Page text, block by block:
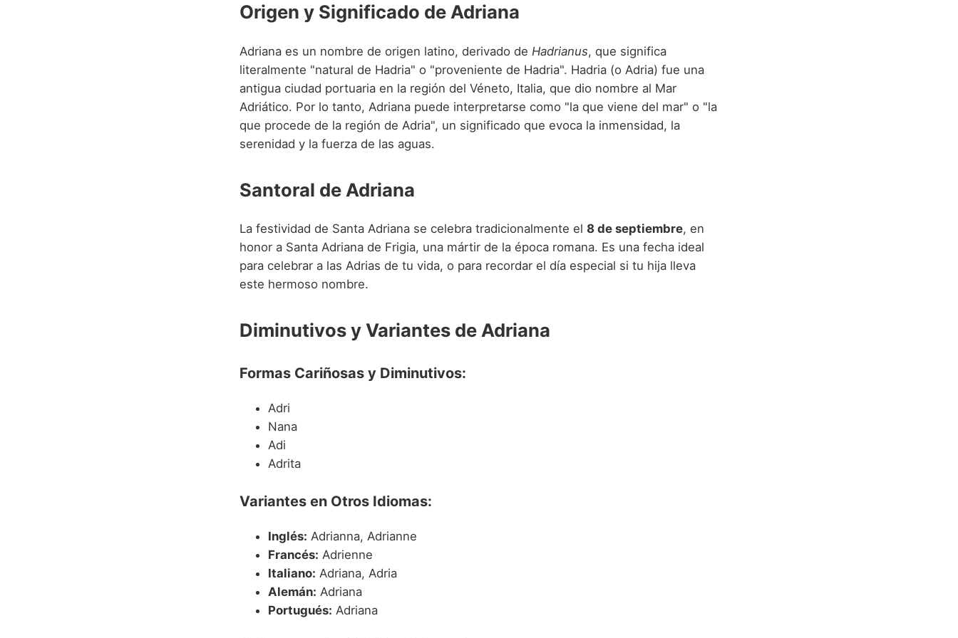
Origen y Significado de Adriana
Adriana es un nombre de origen latino, derivado de Hadrianus, que significa
literalmente "natural de Hadria" o "proveniente de Hadria". Hadria (o Adria) fue una
antigua ciudad portuaria en la región del Véneto, Italia, que dio nombre al Mar
Adriático. Por lo tanto, Adriana puede interpretarse como "la que viene del mar" o "la
que procede de la región de Adria", un significado que evoca la inmensidad, la
serenidad y la fuerza de las aguas.
Santoral de Adriana
La festividad de Santa Adriana se celebra tradicionalmente el 8 de septiembre, en
honor a Santa Adriana de Frigia, una mártir de la época romana. Es una fecha ideal
para celebrar a las Adrias de tu vida, o para recordar el día especial si tu hija lleva
este hermoso nombre.
Diminutivos y Variantes de Adriana
Formas Cariñosas y Diminutivos:
Adri
Nana
Adi
Adrita
Variantes en Otros Idiomas:
Inglés: Adrianna, Adrianne
Francés: Adrienne
Italiano: Adriana, Adria
Alemán: Adriana
Portugués: Adriana